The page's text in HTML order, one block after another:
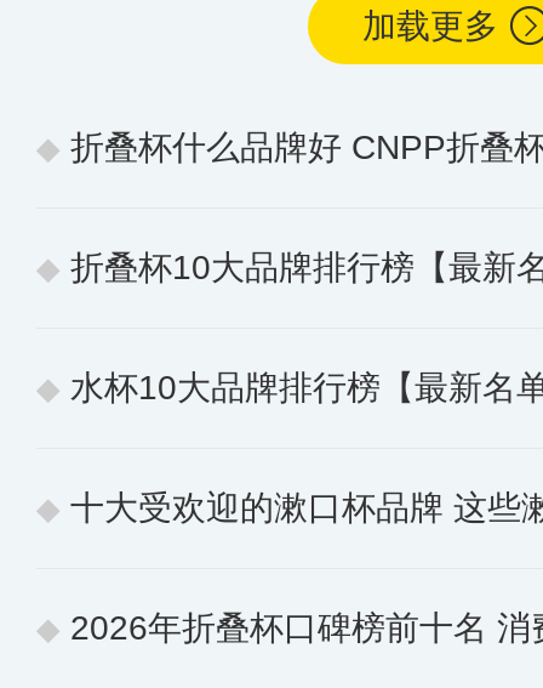
加载更多
折叠杯什么品牌好 CNPP折叠杯十
折叠杯10大品牌排行榜【最新
水杯10大品牌排行榜【最新名
十大受欢迎的漱口杯品牌 这些
2026年折叠杯口碑榜前十名 消费